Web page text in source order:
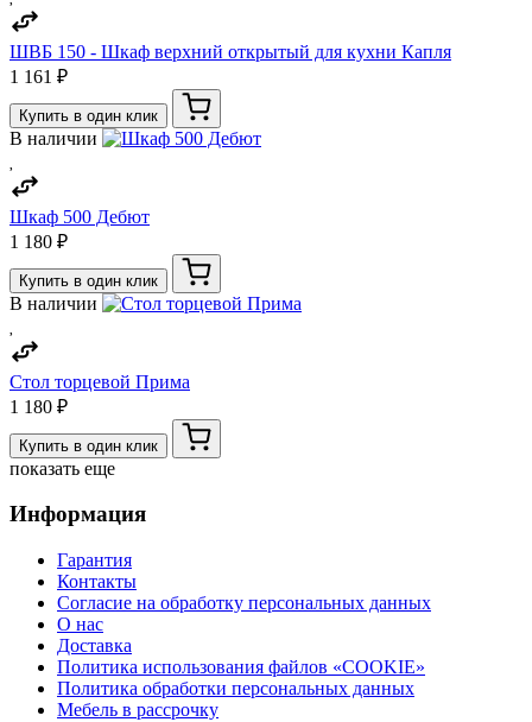
ШВБ 150 - Шкаф верхний открытый для кухни Капля
1 161 ₽
Купить в один клик
В наличии
Шкаф 500 Дебют
1 180 ₽
Купить в один клик
В наличии
Стол торцевой Прима
1 180 ₽
Купить в один клик
показать еще
Информация
Гарантия
Контакты
Согласие на обработку персональных данных
О нас
Доставка
Политика использования файлов «COOKIE»
Политика обработки персональных данных
Мебель в рассрочку